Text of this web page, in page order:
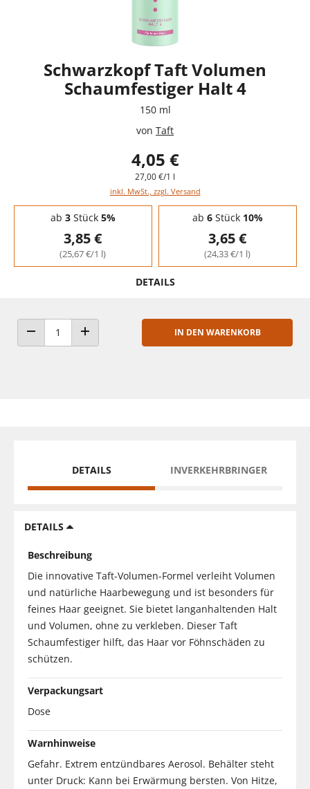
Schwarzkopf Taft Volumen
Schaumfestiger Halt 4
150 ml
von Taft
4,05 €
27,00 €/1 l
inkl. MwSt., zzgl. Versand
Staffelpreise - Mengenrabatt
ab 3Stück 5%
3,85 €
(25,67 €/1 l)
ab 6Stück 10%
3,65 €
(24,33 €/1 l)
DETAILS
ANZAHL VERRINGERNANZAHL ERHÖHEN
IN DEN WARENKORB
DETAILS INVERKEHRBRINGER
DETAILS
Beschreibung
Die innovative Taft-Volumen-Formel verleiht Volumen
und natürliche Haarbewegung und ist besonders für
feines Haar geeignet. Sie bietet langanhaltenden Halt
und Volumen, ohne zu verkleben. Dieser Taft
Schaumfestiger hilft, das Haar vor Föhnschäden zu
schützen.
Verpackungsart
Dose
Warnhinweise
Gefahr. Extrem entzündbares Aerosol. Behälter steht
unter Druck: Kann bei Erwärmung bersten. Von Hitze,